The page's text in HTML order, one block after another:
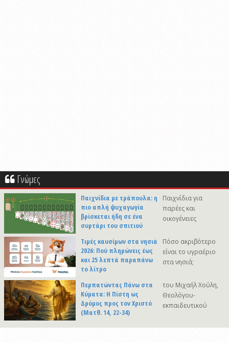
Γνώμες
Παιχνίδια με τράπουλα: η
πιο απλή ψυχαγωγία
βρίσκεται ήδη σε ένα
συρτάρι του σπιτιού
Παιχνίδια για
παρέες και
οικογένειες
Τιμές καυσίμων στα νησιά
2026: Πού πληρώνεις έως
και 25 λεπτά παραπάνω
το λίτρο
Πόσο ακριβότερο
είναι το υγραέριο
στα νησιά;
Περπατώντας Πάνω στα
Κύματα: Η Πίστη ως
Δρόμος προς τον Χριστό
(Ματθ. 14, 22-34)
του Μιχαήλ Χούλη,
Θεολόγου-
εκπαιδευτικού